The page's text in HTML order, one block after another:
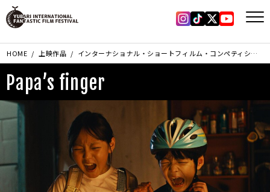
Instagram
Tiktok
X
HOME 上映作品 インターナショナル・ショートフィルム・コンペティション部門
Papa’s finger